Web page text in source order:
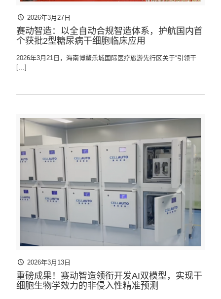
2026年3月27日
赛动智造：以全自动合规智造体系，护航国内首
个获批2型糖尿病干细胞临床应用
2026年3月21日，海南博鳌乐城国际医疗旅游先行区关于“引领干
[…]
2026年3月13日
重磅成果！赛动智造领衔开发AI双模型，实现干
细胞生物学效力的非侵入性精准预测